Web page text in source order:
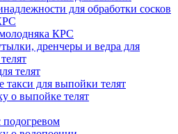
для обработки сосков
КРС
дренчеры и ведра для
телят
такси для выпойки телят
о выпойке телят